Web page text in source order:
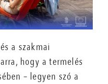
a szakmai
hogy a termelés
– legyen szó a